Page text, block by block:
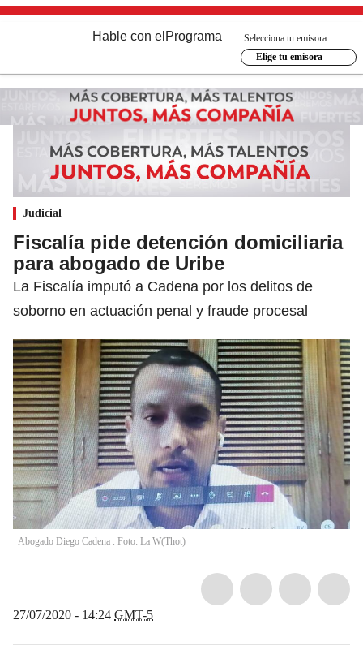
Hable con el Programa
Selecciona tu emisora
Elige tu emisora
Judicial
Fiscalía pide detención domiciliaria
para abogado de Uribe
La Fiscalía imputó a Cadena por los delitos de
soborno en actuación penal y fraude procesal
Abogado Diego Cadena . Foto: La W(Thot)
27/07/2020 - 14:24 GMT-5